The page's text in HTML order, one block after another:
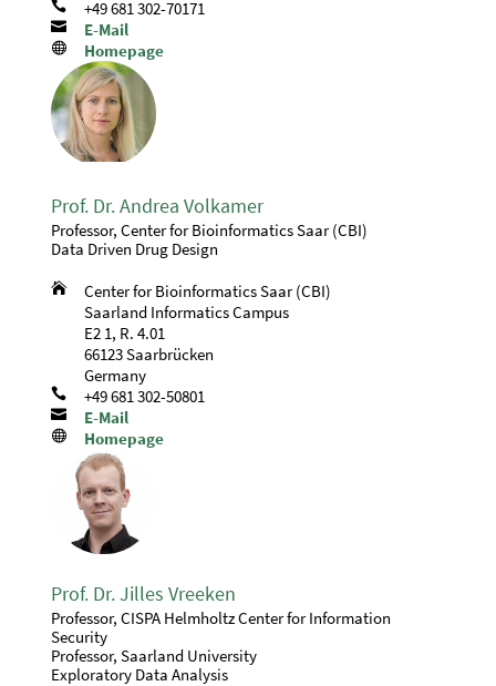
 +49 681 302-70171
 E-Mail
 Homepage
Prof. Dr. Andrea Volkamer
Professor, Center for Bioinformatics Saar (CBI)
Data Driven Drug Design

Center for Bioinformatics Saar (CBI)
Saarland Informatics Campus
E2 1, R. 4.01
66123 Saarbrücken
Germany
 +49 681 302-50801
 E-Mail
 Homepage
Prof. Dr. Jilles Vreeken
Professor, CISPA Helmholtz Center for Information
Security
Professor, Saarland University
Exploratory Data Analysis